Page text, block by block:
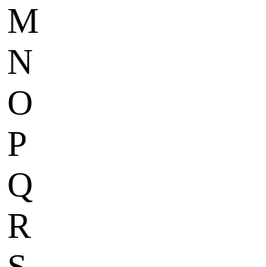
M
N
O
P
Q
R